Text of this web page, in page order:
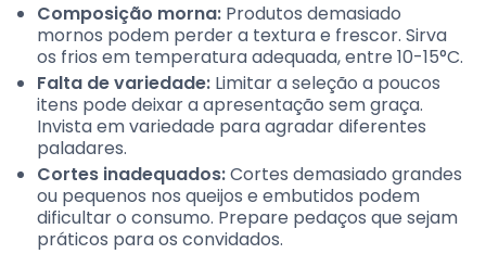
Composição morna: Produtos demasiado
mornos podem perder a textura e frescor. Sirva
os frios em temperatura adequada, entre 10-15°C.
Falta de variedade: Limitar a seleção a poucos
itens pode deixar a apresentação sem graça.
Invista em variedade para agradar diferentes
paladares.
Cortes inadequados:Cortes demasiado grandes
ou pequenos nos queijos e embutidos podem
dificultar o consumo. Prepare pedaços que sejam
práticos para os convidados.